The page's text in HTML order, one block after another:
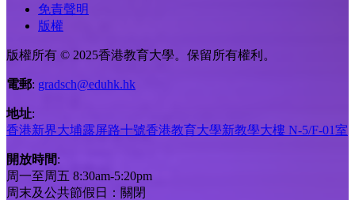
免責聲明
版權
版權所有 © 2025香港教育大學。保留所有權利。
電郵: gradsch@eduhk.hk
地址:
香港新界大埔露屏路十號香港教育大學新教學大樓 N-5/F-01室
開放時間:
周一至周五 8:30am-5:20pm
周末及公共節假日：關閉